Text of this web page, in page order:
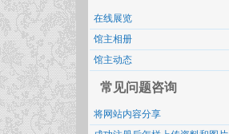
在线展览
馆主相册
馆主动态
常见问题咨询
将网站内容分享